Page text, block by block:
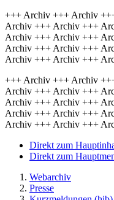
+++ Archiv +++ Archiv
Archiv +++ Archiv +++
Archiv +++ Archiv +++
Archiv +++ Archiv +++
Archiv +++ Archiv +++
+++ Archiv +++ Archiv
Archiv +++ Archiv +++
Archiv +++ Archiv +++
Archiv +++ Archiv +++
Archiv +++ Archiv +++
Direkt zum
Direkt zum
Webarchiv
Presse